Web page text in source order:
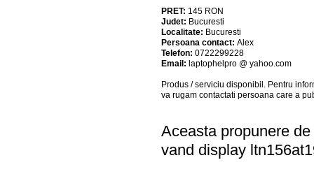
PRET: 145 RON
Judet: Bucuresti
Localitate: Bucuresti
Persoana contact: Alex
Telefon: 0722299228
Email: laptophelpro @ yahoo.com
Produs / serviciu disponibil . Pentru
va rugam contactati persoana care a
Aceasta propunere
vand display